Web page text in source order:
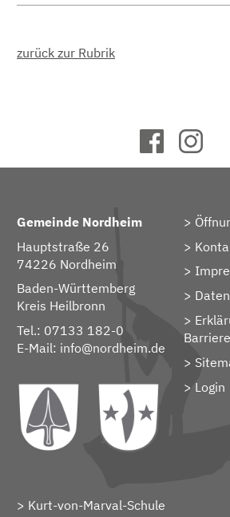
zurück zur Rubrik
Gemeinde Nordheim
Hauptstraße 26
74226 Nordheim
Baden-Württemberg
Kreis Heilbronn
Tel.: 07133 182-0
E-Mail: info@nordheim.de
> Login
Kurt-von-Marval-Schule